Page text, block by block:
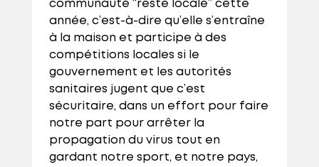
communauté “reste locale” cette
année, c’est-à-dire qu’elle s’entraîne
à la maison et participe à des
compétitions locales si le
gouvernement et les autorités
sanitaires jugent que c’est
sécuritaire, dans un effort pour faire
notre part pour arrêter la
propagation du virus tout en
gardant notre sport, et notre pays,